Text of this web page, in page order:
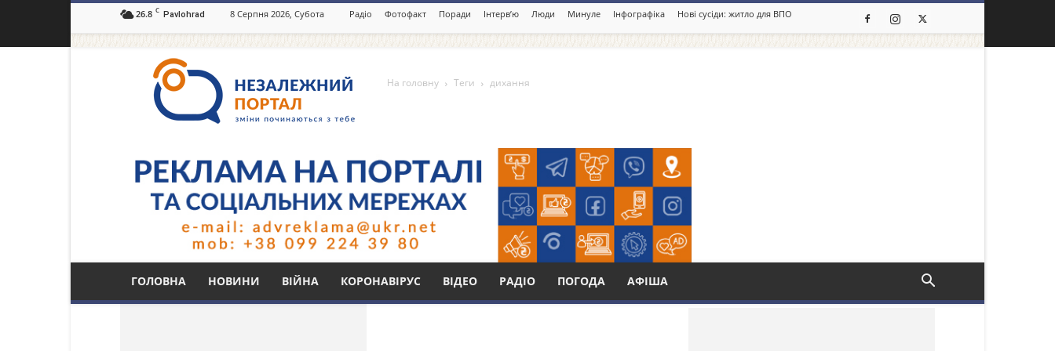
26.8 C Pavlohrad 8 Серпня 2026, Субота Радіо Фотофакт Поради Інтерв’ю Люди Минуле Інфографіка Нові сусіди: житло для ВПО
портал
Павлоград.dp.ua
ГОЛОВНА НОВИНИ ВІЙНА КОРОНАВІРУС ВІДЕО РАДІО ПОГОДА АФІША
На головну Теги дихання
Тег: дихання